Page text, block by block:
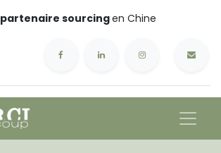
partenaire sourcingen Chine